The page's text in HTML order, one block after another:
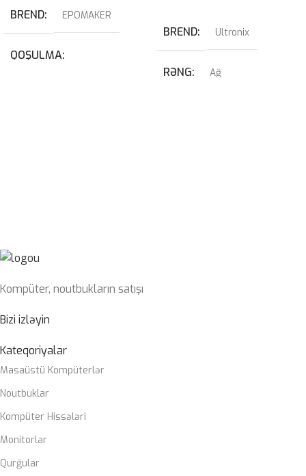
BREND EPOMAKER
QOŞULMA
BREND Ultronix
RƏNG Ağ
Kompüter, noutbukların satışı
Bizi izləyin
Kateqoriyalar
Masaüstü Kompüterlər
Noutbuklar
Kompüter Hissələri
Monitorlar
Qurğular